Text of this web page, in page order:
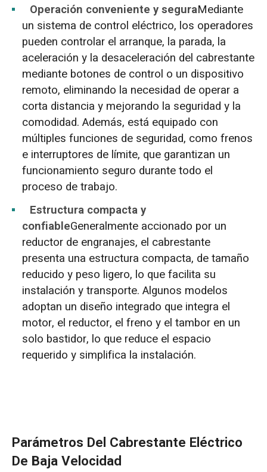
Operación conveniente y seguraMediante
un sistema de control eléctrico, los operadores
pueden controlar el arranque, la parada, la
aceleración y la desaceleración del cabrestante
mediante botones de control o un dispositivo
remoto, eliminando la necesidad de operar a
corta distancia y mejorando la seguridad y la
comodidad. Además, está equipado con
múltiples funciones de seguridad, como frenos
e interruptores de límite, que garantizan un
funcionamiento seguro durante todo el
proceso de trabajo.
Estructura compacta y
confiableGeneralmente accionado por un
reductor de engranajes, el cabrestante
presenta una estructura compacta, de tamaño
reducido y peso ligero, lo que facilita su
instalación y transporte. Algunos modelos
adoptan un diseño integrado que integra el
motor, el reductor, el freno y el tambor en un
solo bastidor, lo que reduce el espacio
requerido y simplifica la instalación.
Parámetros Del Cabrestante Eléctrico
De Baja Velocidad